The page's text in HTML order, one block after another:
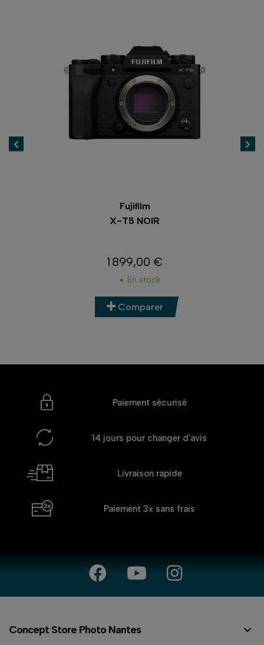
Fujifilm
X-T5 NOIR
Prix
1 899,00 €
En stock
Comparer
Paiement sécurisé
14 jours pour changer d'avis
Livraison rapide
Paiement 3x sans frais
Concept Store Photo Nantes 